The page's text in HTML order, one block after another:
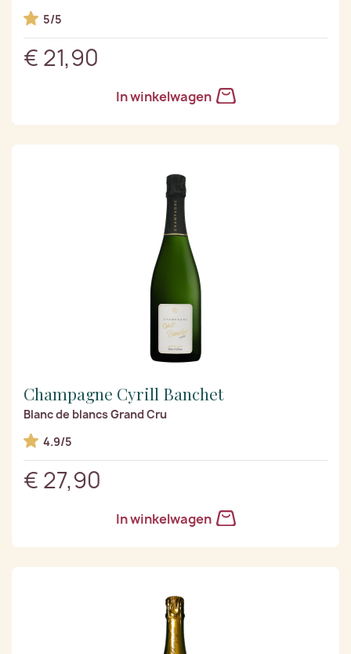
5/5
€ 21,90
In winkelwagen
Champagne Cyrill Banchet
Blanc de blancs Grand Cru
4.9/5
€ 27,90
In winkelwagen